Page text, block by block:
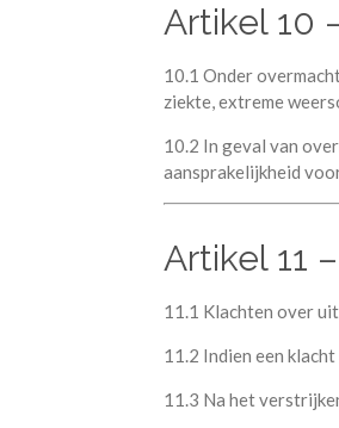
Artikel 10
10.1 Onder
ziekte, extreme
10.2 In geval van
aansprakelijkheid
Artikel 11
11.1 Klachten over
11.2 Indien een
11.3 Na het